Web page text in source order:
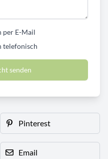
per E-Mail
telefonisch
senden
Pinterest
Email